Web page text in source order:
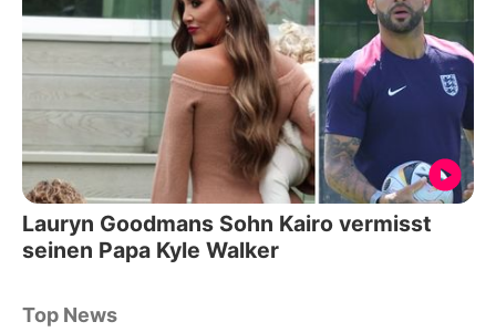
Lauryn Goodmans Sohn Kairo vermisst
seinen Papa Kyle Walker
Top News